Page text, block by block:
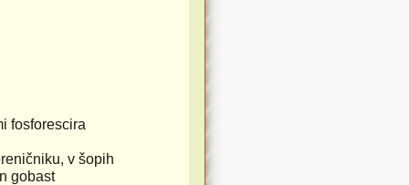
fosforescira
v šopih
gobast